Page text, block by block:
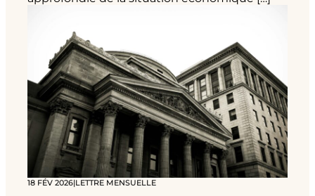
18 FÉV 2026|LETTRE MENSUELLE